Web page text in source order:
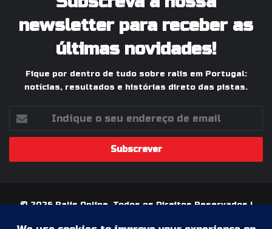
newsletter para receber as
últimas novidades!
Fique por dentro de tudo sobre ralis em Portugal:
notícias, resultados e histórias direto das pistas.
seu
de
© 2026 Ralis Online, Todos os Direitos Reservados |
Paixão pelos Ralis em Portugal